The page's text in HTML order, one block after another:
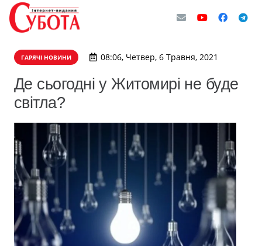
ГАРЯЧІ НОВИНИ 08:06, Четвер, 6 Травня, 2021
Де сьогодні у Житомирі не буде
світла?